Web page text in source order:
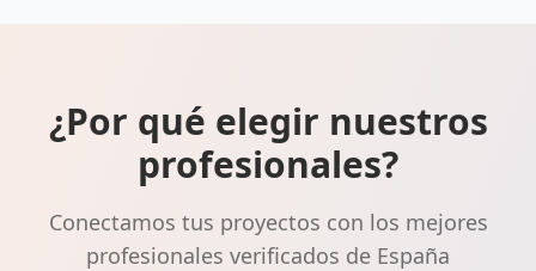
¿Por qué elegir nuestros
profesionales?
Conectamos tus proyectos con los mejores
profesionales verificados de España